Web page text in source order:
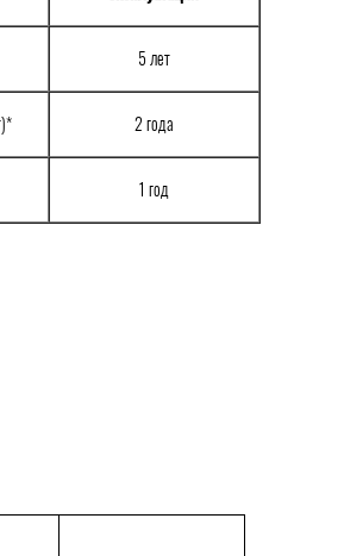
5 лет
2 года
1 год